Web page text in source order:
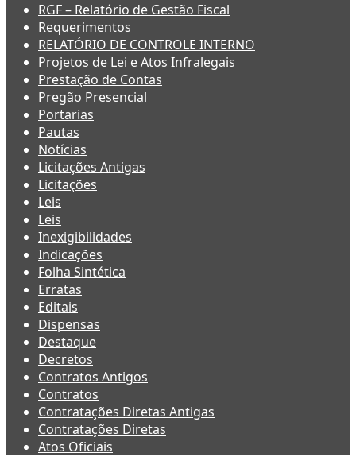
RGF – Relatório de Gestão Fiscal
Requerimentos
RELATÓRIO DE CONTROLE INTERNO
Projetos de Lei e Atos Infralegais
Prestação de Contas
Pregão Presencial
Portarias
Pautas
Notícias
Licitações Antigas
Licitações
Leis
Leis
Inexigibilidades
Indicações
Folha Sintética
Erratas
Editais
Dispensas
Destaque
Decretos
Contratos Antigos
Contratos
Contratações Diretas Antigas
Contratações Diretas
Atos Oficiais